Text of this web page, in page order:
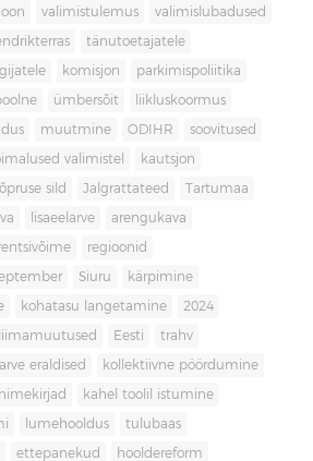
valimistulemus valimislubadused
tänutoetajatele
komisjon parkimispoliitika
ümbersõit liikluskoormus
muutmine ODIHR soovitused
valimistel kautsjon
sild Jalgrattateed Tartumaa
lisaeelarve arengukava
regioonid
Siuru kärpimine
kohatasu langetamine 2024
Eesti trahv
eraldised kollektiivne pöördumine
kahel toolil istumine
lumehooldus tulubaas
ettepanekud hooldereform